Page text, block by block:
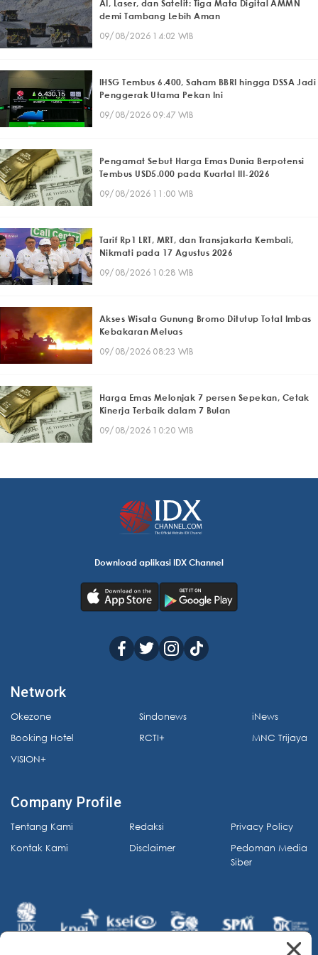
AI, Laser, dan Satelit: Tiga Mata Digital AMMN
demi Tambang Lebih Aman
09/08/2026 14:02 WIB
IHSG Tembus 6.400, Saham BBRI hingga DSSA Jadi
Penggerak Utama Pekan Ini
09/08/2026 09:47 WIB
Pengamat Sebut Harga Emas Dunia Berpotensi
Tembus USD5.000 pada Kuartal III-2026
09/08/2026 11:00 WIB
Tarif Rp1 LRT, MRT, dan Transjakarta Kembali,
Nikmati pada 17 Agustus 2026
09/08/2026 10:28 WIB
Akses Wisata Gunung Bromo Ditutup Total Imbas
Kebakaran Meluas
09/08/2026 08:23 WIB
Harga Emas Melonjak 7 persen Sepekan, Cetak
Kinerja Terbaik dalam 7 Bulan
09/08/2026 10:20 WIB
Download aplikasi IDX Channel
Network
Okezone
Booking Hotel
VISION+
Sindonews
RCTI+
iNews
MNC Trijaya
Company Profile
Tentang Kami
Kontak Kami
Redaksi
Disclaimer
Privacy Policy
Pedoman Media
Siber